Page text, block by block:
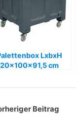
LxbxH
cm
Beitrag